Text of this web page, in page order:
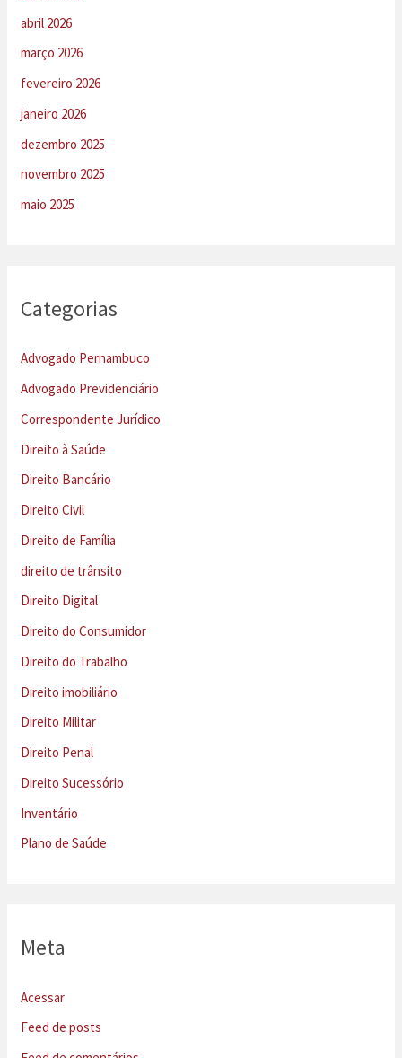
abril 2026
março 2026
fevereiro 2026
janeiro 2026
dezembro 2025
novembro 2025
maio 2025
Categorias
Advogado Pernambuco
Advogado Previdenciário
Correspondente Jurídico
Direito à Saúde
Direito Bancário
Direito Civil
Direito de Família
direito de trânsito
Direito Digital
Direito do Consumidor
Direito do Trabalho
Direito imobiliário
Direito Militar
Direito Penal
Direito Sucessório
Inventário
Plano de Saúde
Meta
Acessar
Feed de posts